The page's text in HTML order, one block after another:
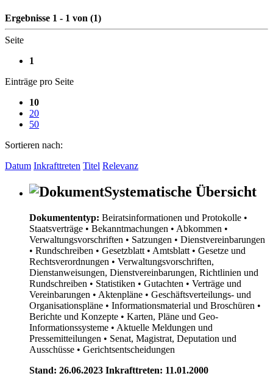
Ergebnisse 1 - 1 von (1)
Seite
1
Einträge pro Seite
10
20
50
Sortieren nach:
Datum Inkrafttreten Titel Relevanz
Systematische Übersicht
Dokumententyp: Beiratsinformationen und Protokolle •
Staatsverträge • Bekanntmachungen • Abkommen •
Verwaltungsvorschriften • Satzungen • Dienstvereinbarungen
• Rundschreiben • Gesetzblatt • Amtsblatt • Gesetze und
Rechtsverordnungen • Verwaltungsvorschriften,
Dienstanweisungen, Dienstvereinbarungen, Richtlinien und
Rundschreiben • Statistiken • Gutachten • Verträge und
Vereinbarungen • Aktenpläne • Geschäftsverteilungs- und
Organisationspläne • Informationsmaterial und Broschüren •
Berichte und Konzepte • Karten, Pläne und Geo-
Informationssysteme • Aktuelle Meldungen und
Pressemitteilungen • Senat, Magistrat, Deputation und
Ausschüsse • Gerichtsentscheidungen
Stand: 26.06.2023 Inkrafttreten: 11.01.2000